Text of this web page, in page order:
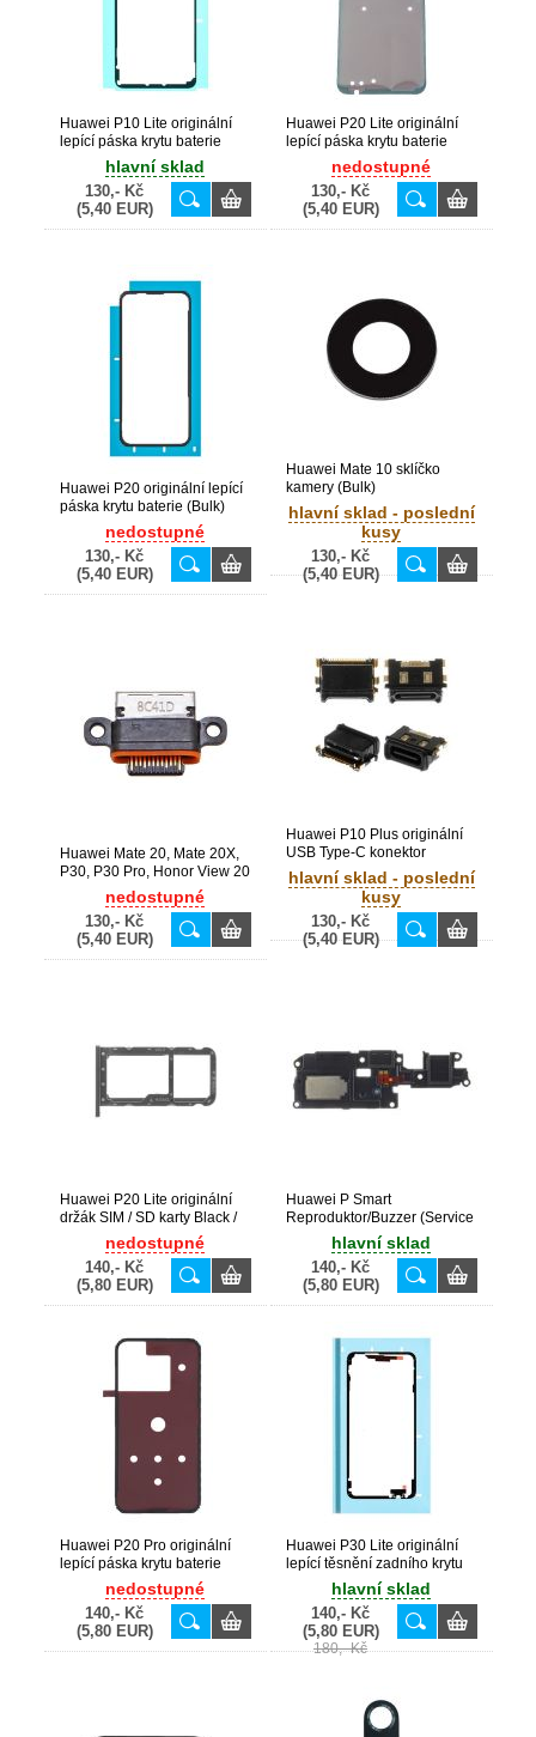
Huawei P10 Lite originální
lepící páska krytu baterie
(Service Pack) - 51637309
hlavní sklad
130,- Kč
(5,40 EUR)
Huawei P20 Lite originální
lepící páska krytu baterie
(Service Pack) - 51638057
nedostupné
130,- Kč
(5,40 EUR)
Huawei P20 originální lepící
páska krytu baterie (Bulk)
nedostupné
130,- Kč
(5,40 EUR)
Huawei Mate 10 sklíčko
kamery (Bulk)
hlavní sklad - poslední
kusy
130,- Kč
(5,40 EUR)
Huawei Mate 20, Mate 20X,
P30, P30 Pro, Honor View 20
originální USB Type-C
konektor dobíjení (Bulk)
nedostupné
130,- Kč
(5,40 EUR)
Huawei P10 Plus originální
USB Type-C konektor
dobíjení (Bulk)
hlavní sklad - poslední
kusy
130,- Kč
(5,40 EUR)
Huawei P20 Lite originální
držák SIM / SD karty Black /
černý (Service Pack) -
51661HKK
nedostupné
140,- Kč
(5,80 EUR)
Huawei P Smart
Reproduktor/Buzzer (Service
Pack) - 22020280
hlavní sklad
140,- Kč
(5,80 EUR)
Huawei P20 Pro originální
lepící páska krytu baterie
nedostupné
140,- Kč
(5,80 EUR)
Huawei P30 Lite originální
lepící těsnění zadního krytu
baterie (Service Pack) -
51639497
hlavní sklad
140,- Kč
(5,80 EUR)
180,- Kč